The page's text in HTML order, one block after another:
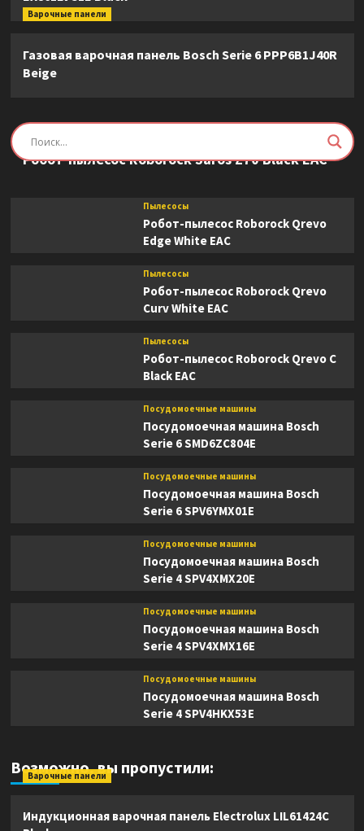
Варочные панели
Газовая варочная панель Bosch Serie 6 PPP6B1J40R
Beige
Пылесосы
Робот-пылесос Roborock Saros Z70 Black EAC
Пылесосы
Робот-пылесос Roborock Qrevo
Edge White EAC
Пылесосы
Робот-пылесос Roborock Qrevo
Curv White EAC
Пылесосы
Робот-пылесос Roborock Qrevo C
Black EAC
Посудомоечные машины
Посудомоечная машина Bosch
Serie 6 SMD6ZC804E
Посудомоечные машины
Посудомоечная машина Bosch
Serie 6 SPV6YMX01E
Посудомоечные машины
Посудомоечная машина Bosch
Serie 4 SPV4XMX20E
Посудомоечные машины
Посудомоечная машина Bosch
Serie 4 SPV4XMX16E
Посудомоечные машины
Посудомоечная машина Bosch
Serie 4 SPV4HKX53E
Возможно, вы пропустили:
Варочные панели
Индукционная варочная панель Electrolux LIL61424C